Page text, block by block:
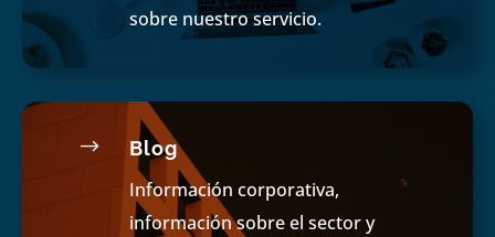
sobre nuestro servicio.
$ Blog
Información corporativa,
información sobre el sector y